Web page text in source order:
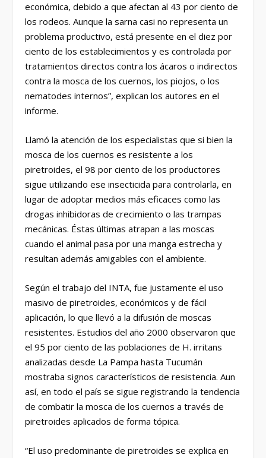
económica, debido a que afectan al 43 por ciento de
los rodeos. Aunque la sarna casi no representa un
problema productivo, está presente en el diez por
ciento de los establecimientos y es controlada por
tratamientos directos contra los ácaros o indirectos
contra la mosca de los cuernos, los piojos, o los
nematodes internos”, explican los autores en el
informe.
Llamó la atención de los especialistas que si bien la
mosca de los cuernos es resistente a los
piretroides, el 98 por ciento de los productores
sigue utilizando ese insecticida para controlarla, en
lugar de adoptar medios más eficaces como las
drogas inhibidoras de crecimiento o las trampas
mecánicas. Éstas últimas atrapan a las moscas
cuando el animal pasa por una manga estrecha y
resultan además amigables con el ambiente.
Según el trabajo del INTA, fue justamente el uso
masivo de piretroides, económicos y de fácil
aplicación, lo que llevó a la difusión de moscas
resistentes. Estudios del año 2000 observaron que
el 95 por ciento de las poblaciones de H. irritans
analizadas desde La Pampa hasta Tucumán
mostraba signos característicos de resistencia. Aun
así, en todo el país se sigue registrando la tendencia
de combatir la mosca de los cuernos a través de
piretroides aplicados de forma tópica.
“El uso predominante de piretroides se explica en